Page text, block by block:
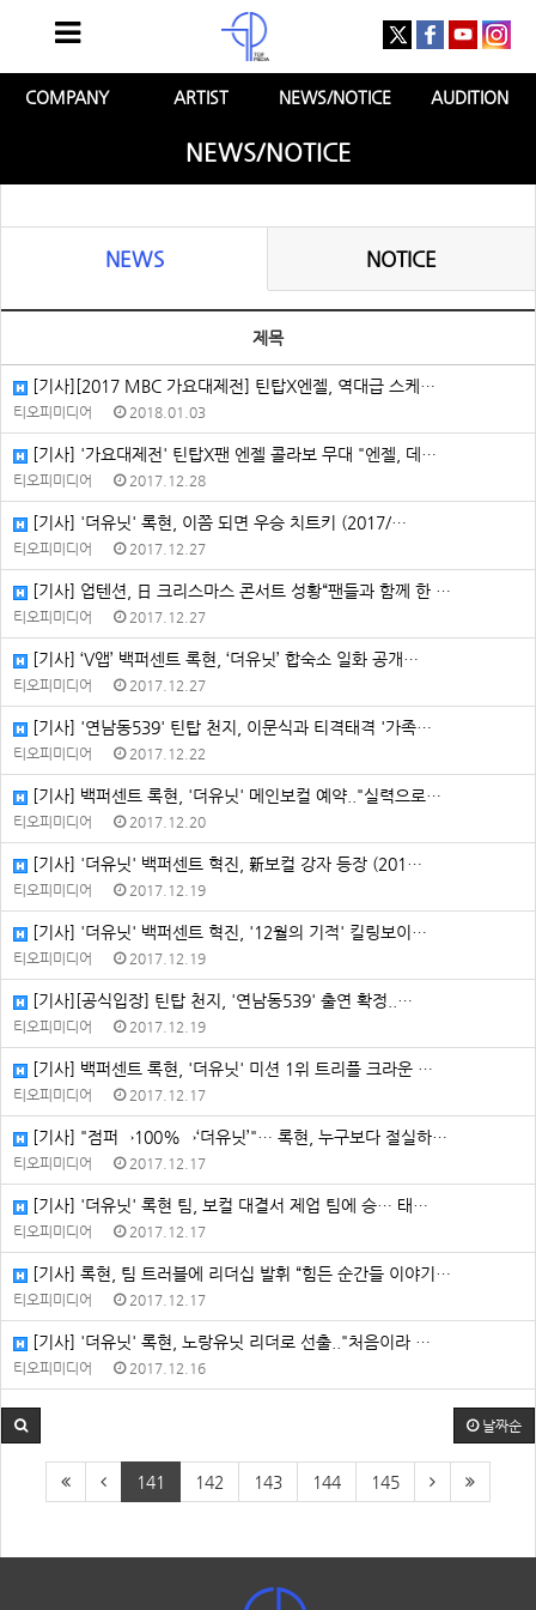
COMPANY ARTIST NEWS/NOTICE AUDITION
NEWS/NOTICE
NEWS NOTICE
제목
[기사][2017 MBC 가요대제전] 틴탑X엔젤, 역대급 스케…
티오피미디어 2018.01.03
[기사] '가요대제전' 틴탑X팬 엔젤 콜라보 무대 "엔젤, 데…
티오피미디어 2017.12.28
[기사] '더유닛' 록현, 이쯤 되면 우승 치트키 (2017/…
티오피미디어 2017.12.27
[기사] 업텐션, 日 크리스마스 콘서트 성황“팬들과 함께 한 …
티오피미디어 2017.12.27
[기사] ‘V앱’ 백퍼센트 록현, ‘더유닛’ 합숙소 일화 공개…
티오피미디어 2017.12.27
[기사] '연남동539' 틴탑 천지, 이문식과 티격태격 '가족…
티오피미디어 2017.12.22
[기사] 백퍼센트 록현, '더유닛' 메인보컬 예약.."실력으로…
티오피미디어 2017.12.20
[기사] '더유닛' 백퍼센트 혁진, 新보컬 강자 등장 (201…
티오피미디어 2017.12.19
[기사] '더유닛' 백퍼센트 혁진, '12월의 기적' 킬링보이…
티오피미디어 2017.12.19
[기사][공식입장] 틴탑 천지, '연남동539' 출연 확정..…
티오피미디어 2017.12.19
[기사] 백퍼센트 록현, '더유닛' 미션 1위 트리플 크라운 …
티오피미디어 2017.12.17
[기사] "점퍼→100%→‘더유닛’"… 록현, 누구보다 절실하…
티오피미디어 2017.12.17
[기사] '더유닛' 록현 팀, 보컬 대결서 제업 팀에 승… 태…
티오피미디어 2017.12.17
[기사] 록현, 팀 트러블에 리더십 발휘 “힘든 순간들 이야기…
티오피미디어 2017.12.17
[기사] '더유닛' 록현, 노랑유닛 리더로 선출.."처음이라 …
티오피미디어 2017.12.16
날짜순
141 142 143 144 145